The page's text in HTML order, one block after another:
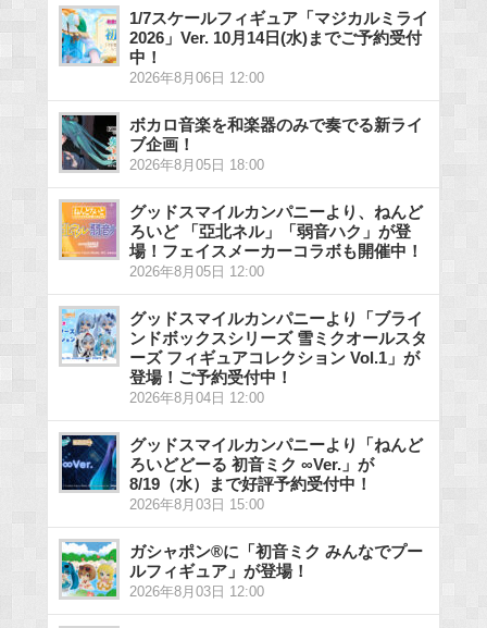
1/7スケールフィギュア「マジカルミライ
2026」Ver. 10月14日(水)までご予約受付
中！
2026年8月06日 12:00
ボカロ音楽を和楽器のみで奏でる新ライ
ブ企画！
2026年8月05日 18:00
グッドスマイルカンパニーより、ねんど
ろいど 「亞北ネル」「弱音ハク」が登
場！フェイスメーカーコラボも開催中！
2026年8月05日 12:00
グッドスマイルカンパニーより「ブライ
ンドボックスシリーズ 雪ミクオールスタ
ーズ フィギュアコレクション Vol.1」が
登場！ご予約受付中！
2026年8月04日 12:00
グッドスマイルカンパニーより「ねんど
ろいどどーる 初音ミク ∞Ver.」が
8/19（水）まで好評予約受付中！
2026年8月03日 15:00
ガシャポン®に「初音ミク みんなでプー
ルフィギュア」が登場！
2026年8月03日 12:00